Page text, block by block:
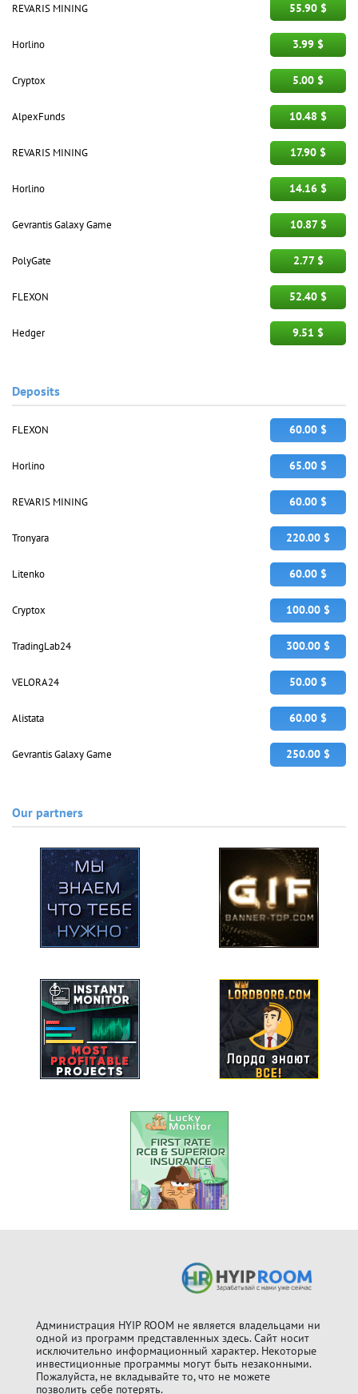
REVARIS MINING 55.90 $
Horlino 3.99 $
Cryptox 5.00 $
AlpexFunds 10.48 $
REVARIS MINING 17.90 $
Horlino 14.16 $
Gevrantis Galaxy Game 10.87 $
PolyGate 2.77 $
FLEXON 52.40 $
Hedger 9.51 $
Deposits
FLEXON 60.00 $
Horlino 65.00 $
REVARIS MINING 60.00 $
Tronyara 220.00 $
Litenko 60.00 $
Cryptox 100.00 $
TradingLab24 300.00 $
VELORA24 50.00 $
Alistata 60.00 $
Gevrantis Galaxy Game 250.00 $
Our partners
Администрация HYIP ROOM не является владельцами ни
одной из программ представленных здесь. Cайт носит
исключительно информационный характер. Некоторые
инвестиционные программы могут быть незаконными.
Пожалуйста, не вкладывайте то, что не можете
позволить себе потерять.